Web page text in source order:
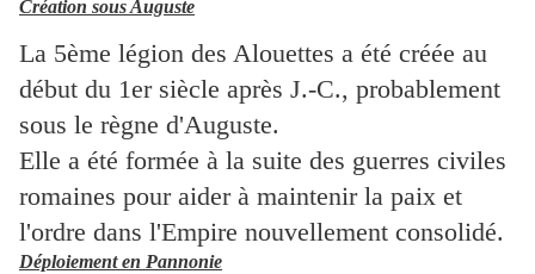
Création sous Auguste
La 5ème légion des Alouettes a été créée au
début du 1er siècle après J.-C., probablement
sous le règne d'Auguste.
Elle a été formée à la suite des guerres civiles
romaines pour aider à maintenir la paix et
l'ordre dans l'Empire nouvellement consolidé.
Déploiement en Pannonie